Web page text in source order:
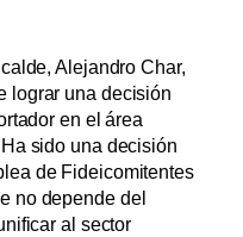
Alejandro Char,
lograr una decisión
en el área
sido una decisión
de Fideicomitentes
no depende del
al sector